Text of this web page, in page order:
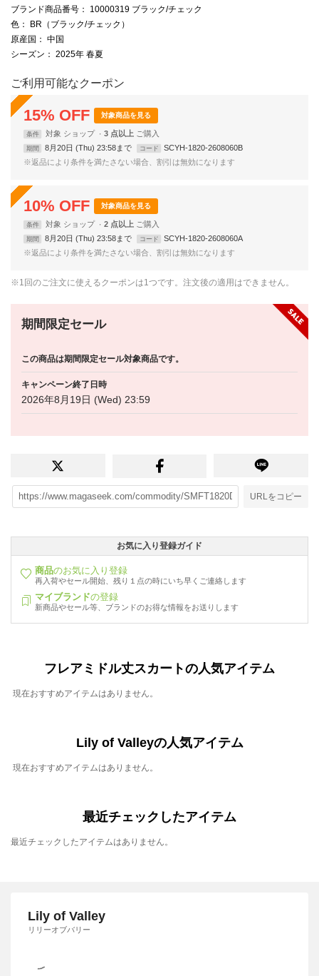
ブランド商品番号 ： 10000319 ブラック/チェック
色 ： BR（ブラック/チェック）
原産国 ： 中国
シーズン ： 2025年 春夏
ご利用可能なクーポン
15% OFF 対象商品を見る
条件 対象 ショップ 3 点以上
期間 8月20日 (Thu) 23:58まで コード
SCYH-1820-2608060B
※返品により条件を満たさない場合、割引は無効になります
10% OFF 対象商品を見る
条件 対象 ショップ 2 点以上
期間 8月20日 (Thu) 23:58まで コード
SCYH-1820-2608060A
※返品により条件を満たさない場合、割引は無効になります
※1回のご注文に使えるクーポンは1つです。注文後の適用はできません。
期間限定セール
この商品は期間限定セール対象商品です。
キャンペーン終了日時
2026年8月19日 (Wed) 23:59
URLをコピー
お気に入り登録ガイド
商品のお気に入り登録
再入荷やセール開始、残り１点の時にいち早くご連絡します
マイブランドの登録
新商品やセール等、ブランドのお得な情報をお送りします
フレアミドル丈スカートの人気アイテム
現在おすすめアイテムはありません。
Lily of Valleyの人気アイテム
現在おすすめアイテムはありません。
最近チェックしたアイテム
最近チェックしたアイテムはありません。
Lily of Valley
リリーオブバリー